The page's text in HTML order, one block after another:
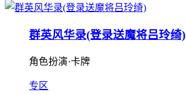
群英风华录(登录送魔将吕玲绮)
角色扮演·卡牌
专区